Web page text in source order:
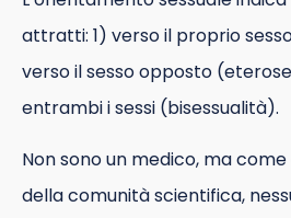
attratti: 1) verso il proprio
verso il sesso opposto
entrambi i sessi (bisessualità).
Non sono un medico, ma
della comunità scientifica,